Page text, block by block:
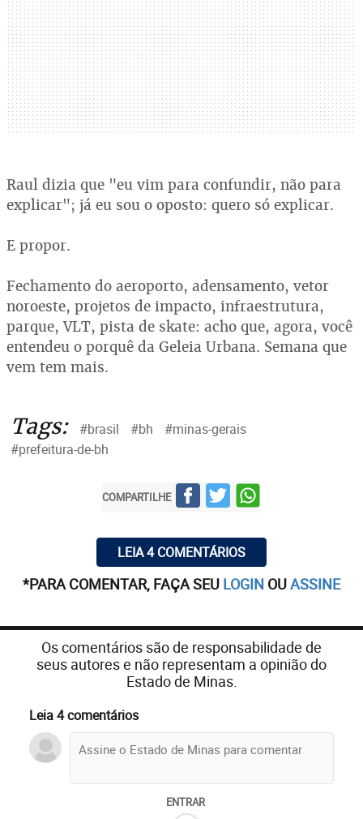
Raul dizia que "eu vim para confundir, não para
explicar"; já eu sou o oposto: quero só explicar.
E propor.
Fechamento do aeroporto, adensamento, vetor
noroeste, projetos de impacto, infraestrutura,
parque, VLT, pista de skate: acho que, agora, você
entendeu o porquê da Geleia Urbana. Semana que
vem tem mais.
Tags: #brasil #bh
#minas-gerais
#prefeitura-de-bh
COMPARTILHE
LEIA 4 COMENTÁRIOS
*PARA COMENTAR, FAÇA SEU LOGIN OUASSINE
Os comentários são de responsabilidade de
seus autores e não representam a opinião do
Estado de Minas.
Leia 4 comentários
ENTRAR